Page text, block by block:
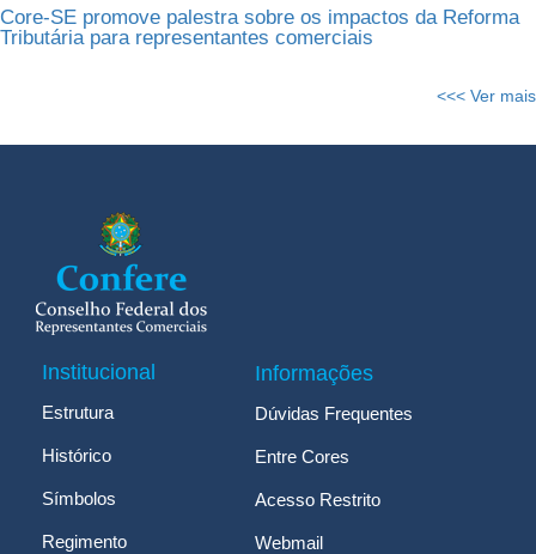
Core-SE promove palestra sobre os impactos da Reforma
Tributária para representantes comerciais
<<< Ver mais
Institucional
Estrutura
Histórico
Símbolos
Regimento
Informações
Dúvidas Frequentes
Entre Cores
Acesso Restrito
Webmail